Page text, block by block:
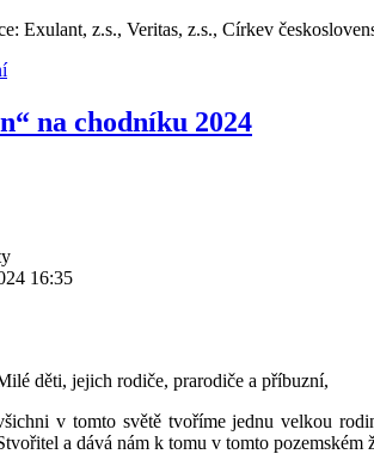
Exulant, z.s., Veritas, z.s., Církev
na chodníku 2024
16:35
děti, jejich rodiče, prarodiče a příbuzní,
v tomto světě tvoříme jednu velkou
a dává nám k tomu v tomto pozemském